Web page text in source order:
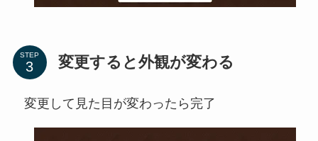
STEP 変更すると外観が変わる
変更して見た目が変わったら完了